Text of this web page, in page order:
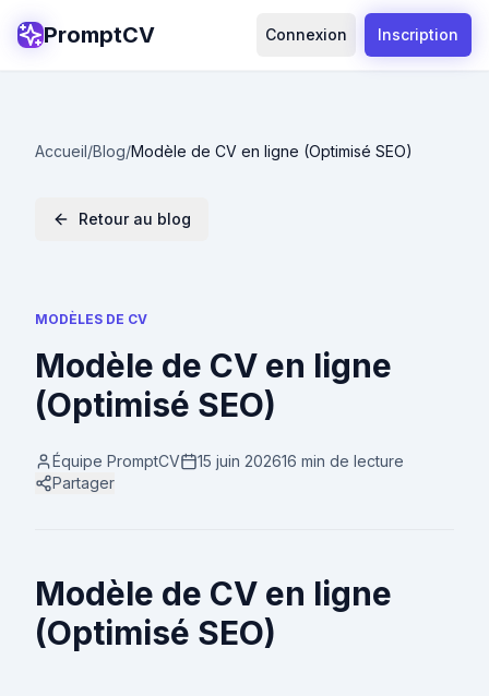
PromptCV Connexion Inscription
Accueil/Blog/Modèle de CV en ligne (Optimisé SEO)
Retour au blog
MODÈLES DE CV
Modèle de CV en ligne
(Optimisé SEO)
Équipe PromptCV 15 juin 202616 min de lecture
Partager
Modèle de CV en ligne
(Optimisé SEO)